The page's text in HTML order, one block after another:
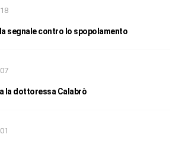
segnale contro lo spopolamento
la dottoressa Calabrò